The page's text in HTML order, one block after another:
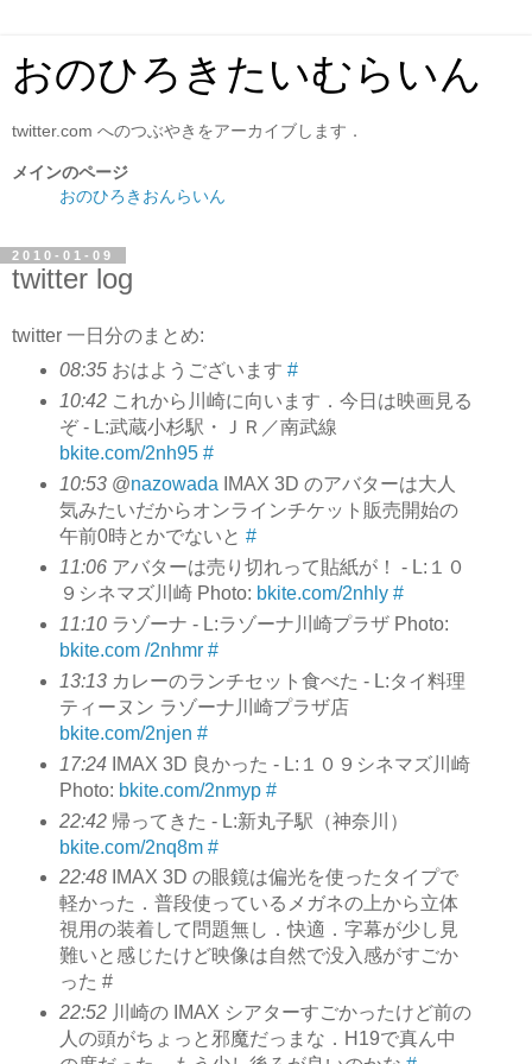
おのひろきたいむらいん
twitter.com へのつぶやきをアーカイブします．
メインのページ
おのひろきおんらいん
2010-01-09
twitter log
twitter 一日分のまとめ:
08:35おはようございます #
10:42これから川崎に向います．今日は映画見る
ぞ - L:武蔵小杉駅・ＪＲ／南武線
bkite.com/2nh95 #
10:53@nazowada IMAX 3D のアバターは大人
気みたいだからオンラインチケット販売開始の
午前0時とかでないと #
11:06アバターは売り切れって貼紙が！ - L:１０
９シネマズ川崎 Photo: bkite.com/2nhly #
11:10ラゾーナ - L:ラゾーナ川崎プラザ Photo:
bkite.com /2nhmr #
13:13カレーのランチセット食べた - L:タイ料理
ティーヌン ラゾーナ川崎プラザ店
bkite.com/2njen #
17:24IMAX 3D 良かった - L:１０９シネマズ川崎
Photo: bkite.com/2nmyp #
22:42帰ってきた - L:新丸子駅（神奈川）
bkite.com/2nq8m #
22:48IMAX 3D の眼鏡は偏光を使ったタイプで
軽かった．普段使っているメガネの上から立体
視用の装着して問題無し．快適．字幕が少し見
難いと感じたけど映像は自然で没入感がすごか
った #
22:52川崎の IMAX シアターすごかったけど前の
人の頭がちょっと邪魔だっまな．H19で真ん中